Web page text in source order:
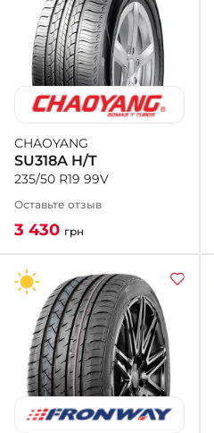
CHAOYANG
SU318A H/T
235/50 R19 99V
Оставьте отзыв
3 430 грн